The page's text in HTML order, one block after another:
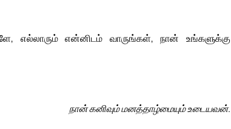
எல்லாரும் என்னிடம் வாருங்கள், நான் உங்களுக்கு
நான் கனிவும் மனத்தாழ்மையும் உடையவன்.